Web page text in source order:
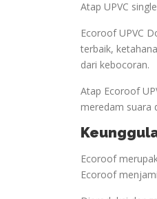
Atap UPVC
Ecoroof UPVC
terbaik,
dari kebocoran.
Atap Ecoroof
meredam suara
Ecoroof
Ecoroof